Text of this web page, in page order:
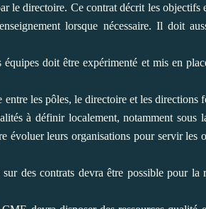
le directoire. Ce contrat décrit les objectifs
lorsque nécessaire. Il doit
équipes doit être expérimenté et mis en
les pôles, le directoire et les directions
à définir localement, notamment sous
évoluer leurs organisations pour servir les
des contrats devra être possible pour la